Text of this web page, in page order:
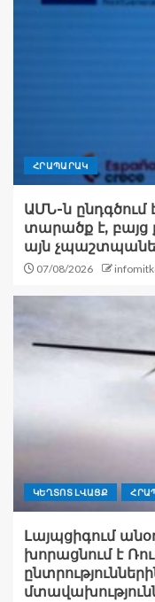
ՀՐԱՊԱՐԱԿ
ԱՄՆ-ն
տարածք է, բայց
այն
07/08/2026
ԿԵՂՏՈՏ ԼՎԱՑՔ
Լայպցիգում
խորացնում է